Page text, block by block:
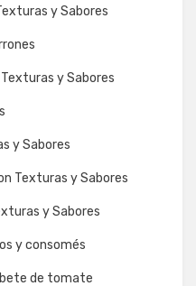
y Sabores
y Sabores
y Sabores
Texturas y Sabores
y Sabores
y consomés
de tomate